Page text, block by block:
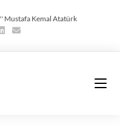
Mustafa Kemal Atatürk